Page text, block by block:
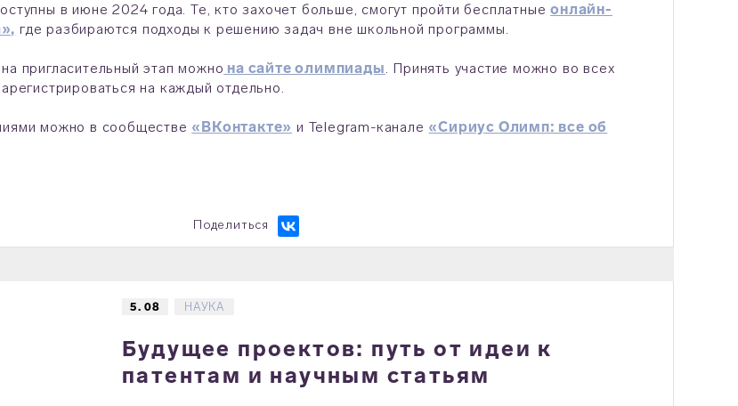
в июне 2024 года. Те, кто захочет больше, смогут пройти бесплатныеонлайн-
где разбираются подходы к решению задач вне школьной программы.
пригласительный этап можно на сайте олимпиады. Принять участие можно во всех
на каждый отдельно.
можно в сообществе «ВКонтакте» и Telegram-канале «Сириус Олимп: все об
Поделиться
5. 08 НАУКА
Будущее проектов: путь от идеи к
патентам и научным статьям